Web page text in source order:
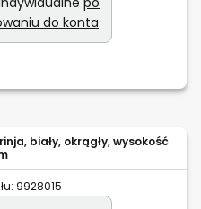
do konta
biały, okrągły, wysokość
9928015